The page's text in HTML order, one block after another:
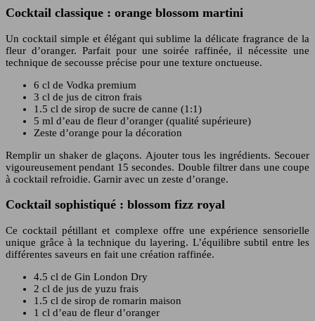
Cocktail classique : orange blossom martini
Un cocktail simple et élégant qui sublime la délicate fragrance de la
fleur d’oranger. Parfait pour une soirée raffinée, il nécessite une
technique de secousse précise pour une texture onctueuse.
6 cl de Vodka premium
3 cl de jus de citron frais
1.5 cl de sirop de sucre de canne (1:1)
5 ml d’eau de fleur d’oranger (qualité supérieure)
Zeste d’orange pour la décoration
Remplir un shaker de glaçons. Ajouter tous les ingrédients. Secouer
vigoureusement pendant 15 secondes. Double filtrer dans une coupe
à cocktail refroidie. Garnir avec un zeste d’orange.
Cocktail sophistiqué : blossom fizz royal
Ce cocktail pétillant et complexe offre une expérience sensorielle
unique grâce à la technique du layering. L’équilibre subtil entre les
différentes saveurs en fait une création raffinée.
4.5 cl de Gin London Dry
2 cl de jus de yuzu frais
1.5 cl de sirop de romarin maison
1 cl d’eau de fleur d’oranger